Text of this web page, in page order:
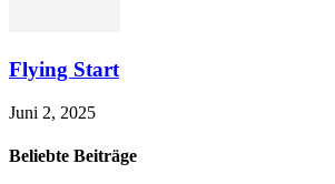
Flying Start
Juni 2, 2025
Beliebte Beiträge